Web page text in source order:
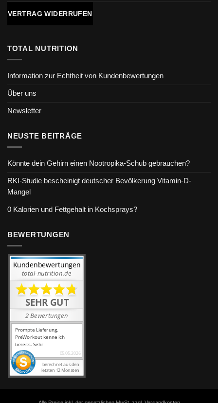
VERTRAG WIDERRUFEN
TOTAL NUTRITION
Information zur Echtheit von Kundenbewertungen
Über uns
Newsletter
NEUSTE BEITRÄGE
Könnte dein Gehirn einen Nootropika-Schub gebrauchen?
RKI-Studie bescheinigt deutscher Bevölkerung Vitamin-D-
Mangel
0 Kalorien und Fettgehalt in Kochsprays?
BEWERTUNGEN